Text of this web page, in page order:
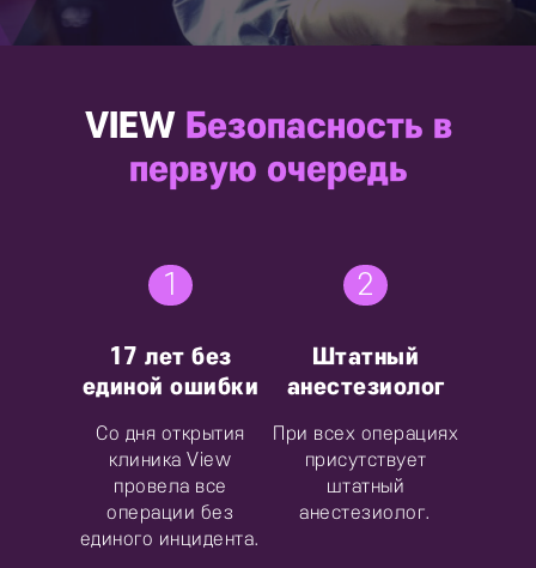
VIEW Безопасность в
первую очередь
1
17 лет без
единой ошибки
Со дня открытия
клиника View
провела все
операции без
единого инцидента.
2
Штатный
анестезиолог
При всех операциях
присутствует
штатный
анестезиолог.